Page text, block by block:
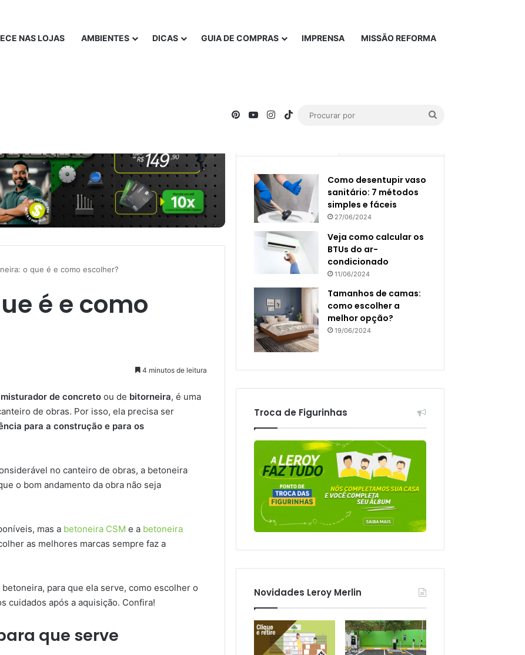
NAS LOJAS AMBIENTES DICAS GUIA DE COMPRAS IMPRENSA MISSÃO REFORMA
PinterestYouTubeInstagram
TikTok
o que é e como escolher?
é e como
4 minutos de leitura
misturador de concreto ou de bitorneira, é uma
de obras. Por isso, ela precisa ser
para a construção e para os
no canteiro de obras, a betoneira
o bom andamento da obra não seja
mas a betoneira CSM e a betoneira
as melhores marcas sempre faz a
para que ela serve, como escolher o
cuidados após a aquisição. Confira!
que serve
Como desentupir vaso
sanitário: 7 métodos
simples e fáceis
27/06/2024
Veja como calcular os
BTUs do ar-
condicionado
11/06/2024
Tamanhos de camas:
como escolher a
melhor opção?
19/06/2024
Troca de Figurinhas
Novidades Leroy Merlin